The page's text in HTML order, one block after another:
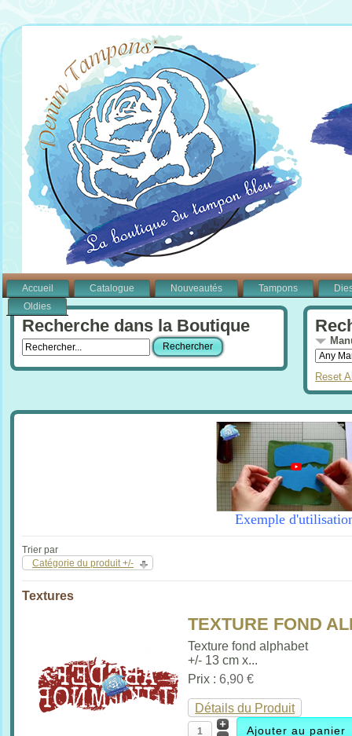
Accueil Catalogue Nouveautés Tampons
Oldies
Recherche dans la Boutique
Reset
Exemple
Trier par
Catégorie du produit +/-
Textures
TEXTURE FOND
Texture fond alphabet
+/- 13 cm x...
Prix :6,90 €
Détails du Produit